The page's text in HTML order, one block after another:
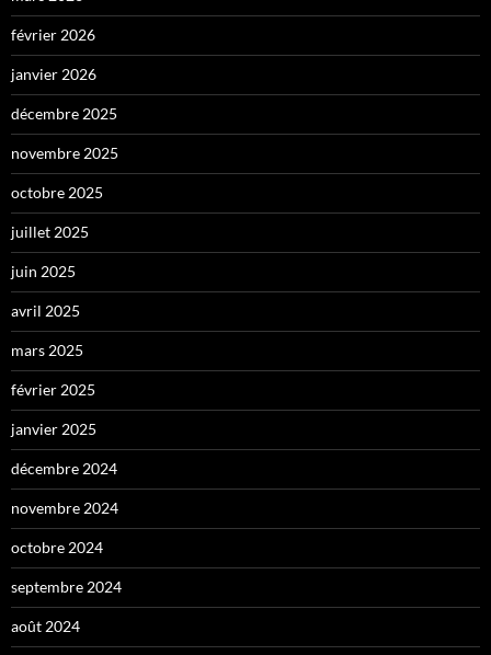
février 2026
janvier 2026
décembre 2025
novembre 2025
octobre 2025
juillet 2025
juin 2025
avril 2025
mars 2025
février 2025
janvier 2025
décembre 2024
novembre 2024
octobre 2024
septembre 2024
août 2024